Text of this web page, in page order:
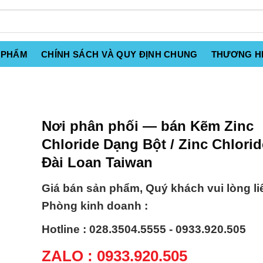
CHÍNH SÁCH VÀ QUY ĐỊNH CHUNG THƯƠNG
Nơi phân phối — bán Kẽm Zinc
Chloride Dạng Bột / Zinc
Đài Loan Taiwan
Giá bán sản phẩm, Quý khách vui lòng
Phòng kinh doanh :
Hotline : 028.3504.5555 - 0933.920.505
ZALO : 0933.920.505